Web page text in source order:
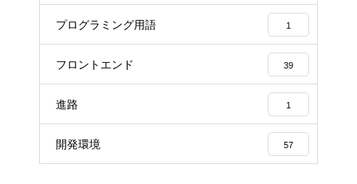
プログラミング用語 1
フロントエンド 39
進路 1
開発環境 57